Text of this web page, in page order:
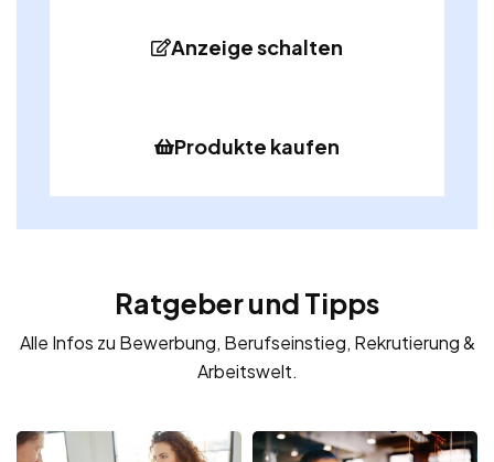
Anzeige schalten
Produkte kaufen
Ratgeber und Tipps
Alle Infos zu Bewerbung, Berufseinstieg, Rekrutierung &
Arbeitswelt.